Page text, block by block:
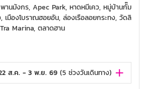
านมังกร, Apec Park, หาดหมีเคว, หมู่บ้านกั๊ม
เมืองโบราณฮอยอัน, ล่องเรือลอยกระทง, วัดลิ
Marina, ตลาดฮาน
ส.ค. - 3 พ.ย. 69 (5 ช่วงวันเดินทาง)